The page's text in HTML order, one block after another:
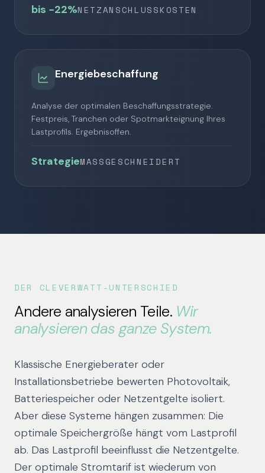
Ohne Lastmgmt Mit Lastmgmt
bis −22%NETZANSCHLUSSKOSTEN
Energiebeschaffung
Analyse der optimalen Beschaffungsstrategie.
Festpreis, Tranchen oder Spotmarkteignung Ihres
Lastprofils. Ergebnisoffen.
Festpreis
Spot Tranchen Festpreis
StrategieMASSGESCHNEIDERT
DER CLEVERWATT-UNTERSCHIED
Andere analysieren Teile. Wir
analysieren das ganze System.
Klassische Energieberater oder
Installationsbetriebe bewerten Photovoltaik,
Batteriespeicher oder Netzentgelte isoliert.
Aber diese Systeme hängen zusammen: Die
optimale Speichergröße hängt vom Lastprofil
ab. Das Lastprofil beeinflusst die Netzentgelte.
Der optimale Stromtarif ist wiederum von